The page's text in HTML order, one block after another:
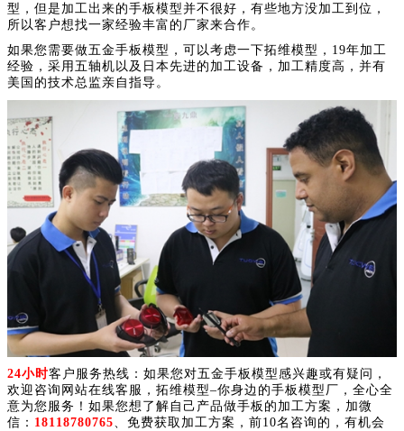
型，但是加工出来的手板模型并不很好，有些地方没加工到位，
所以客户想找一家经验丰富的厂家来合作。
如果您需要做五金手板模型，可以考虑一下拓维模型，19年加工
经验，采用五轴机以及日本先进的加工设备，加工精度高，并有
美国的技术总监亲自指导。
24小时客户服务热线：如果您对五金手板模型感兴趣或有疑问，
欢迎咨询网站在线客服，拓维模型–你身边的手板模型厂，全心全
意为您服务！如果您想了解自己产品做手板的加工方案，加微
信： 18118780765、免费获取加工方案，前10名咨询的，有机会